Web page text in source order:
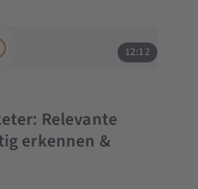
12:12
Relevante
erkennen &